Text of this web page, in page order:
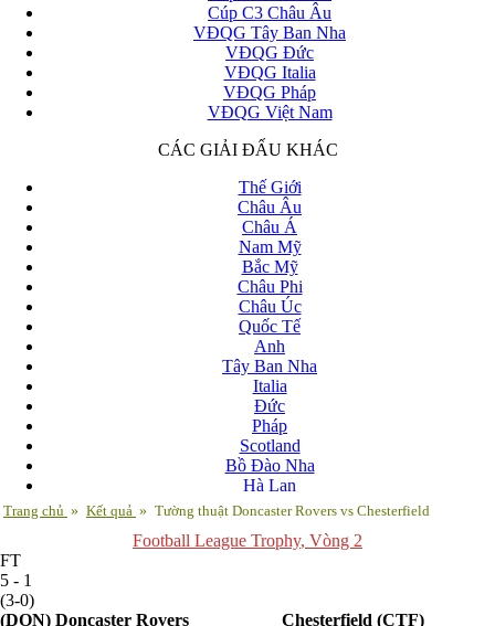
Cúp C3 Châu Âu
VĐQG Tây Ban Nha
VĐQG Đức
VĐQG Italia
VĐQG Pháp
VĐQG Việt Nam
CÁC GIẢI ĐẤU KHÁC
Thế Giới
Châu Âu
Châu Á
Nam Mỹ
Bắc Mỹ
Châu Phi
Châu Úc
Quốc Tế
Anh
Tây Ban Nha
Italia
Đức
Pháp
Scotland
Bồ Đào Nha
Hà Lan
Nga
Andorra
Trang chủ » Kết quả » Tường thuật Doncaster Rovers vs Chesterfield
Football League Trophy, Vòng 2
FT
5 - 1
(3-0)
(DON) Doncaster Rovers Chesterfield (CTF)